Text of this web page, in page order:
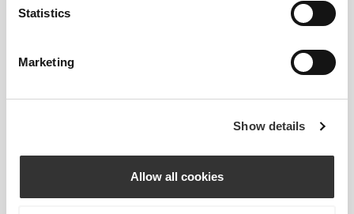
Statistics
Marketing
Show details
Allow all cookies
63,99 zł
56,47 zł
10 x Diet Shake na redukcję